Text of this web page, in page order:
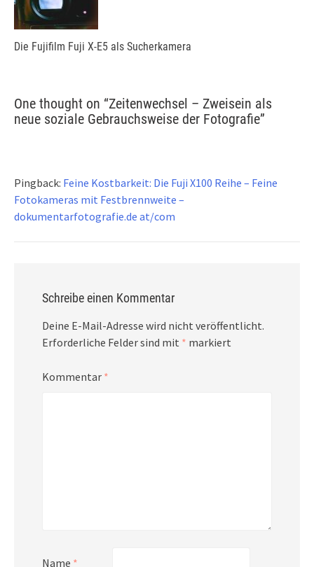
Die Fujifilm Fuji X-E5 als Sucherkamera
One thought on “Zeitenwechsel – Zweisein als
neue soziale Gebrauchsweise der Fotografie”
Pingback: Feine Kostbarkeit: Die Fuji X100 Reihe – Feine
Fotokameras mit Festbrennweite –
dokumentarfotografie.de at/com
Schreibe einen Kommentar
Deine E-Mail-Adresse wird nicht veröffentlicht.
Erforderliche Felder sind mit * markiert
Kommentar *
Name *